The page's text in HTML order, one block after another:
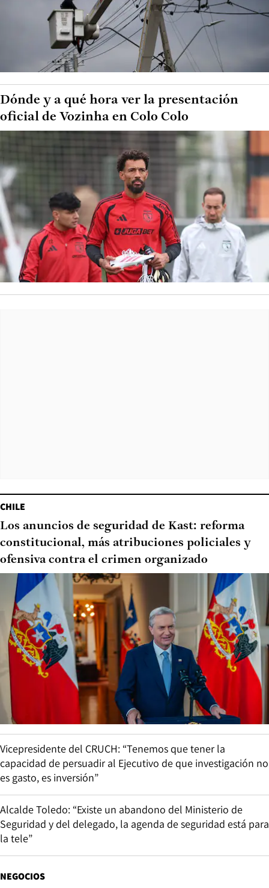
Dónde y a qué hora ver la presentación
oficial de Vozinha en Colo Colo
CHILE
Los anuncios de seguridad de Kast: reforma
constitucional, más atribuciones policiales y
ofensiva contra el crimen organizado
Vicepresidente del CRUCH: “Tenemos que tener la
capacidad de persuadir al Ejecutivo de que investigación no
es gasto, es inversión”
Alcalde Toledo: “Existe un abandono del Ministerio de
Seguridad y del delegado, la agenda de seguridad está para
la tele”
NEGOCIOS